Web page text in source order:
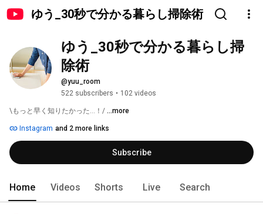
ゆう_30秒で分かる暮らし掃除術
ゆう_30秒で分かる暮らし掃
除術
@yuu_room
522 subscribers • 102 videos
\もっと早く知りたかった…！/ ...more
Instagram and 2 more links
Subscribe
Home Videos Shorts Live Search